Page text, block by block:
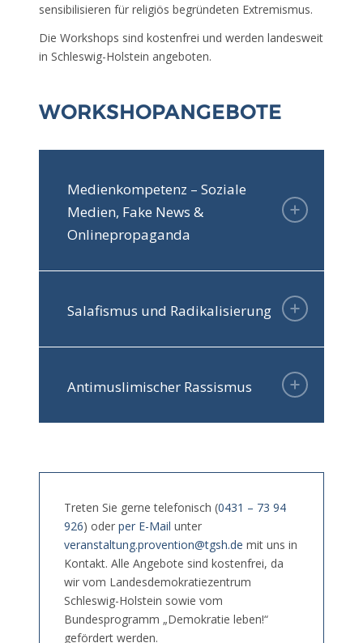
sensibilisieren für religiös begründeten Extremismus.
Die Workshops sind kostenfrei und werden landesweit
in Schleswig-Holstein angeboten.
WORKSHOPANGEBOTE
Medienkompetenz – Soziale
Medien, Fake News &
Onlinepropaganda
Salafismus und Radikalisierung
Antimuslimischer Rassismus
Treten Sie gerne telefonisch (0431 – 73 94
926) oder per E-Mail unter
veranstaltung.provention@tgsh.de mit uns in
Kontakt. Alle Angebote sind kostenfrei, da
wir vom Landesdemokratiezentrum
Schleswig-Holstein sowie vom
Bundesprogramm „Demokratie leben!“
gefördert werden.